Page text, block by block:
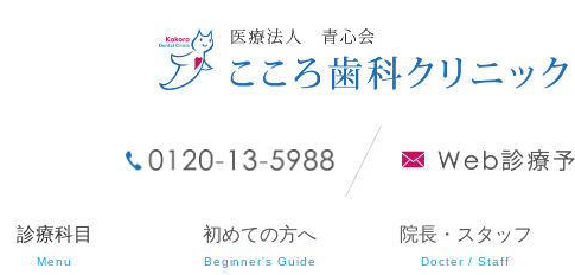
診療科目
Menu
初めての方へ
Beginner's Guide
院長・スタッフ
Docter / Staff